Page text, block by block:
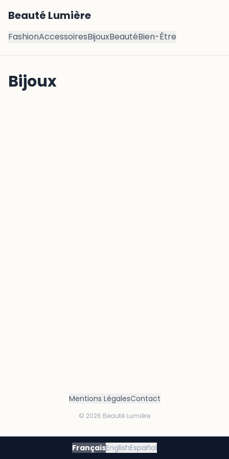
Beauté Lumière
FashionAccessoiresBijouxBeautéBien-Être
Bijoux
Mentions LégalesContact
© 2026 Beauté Lumière
FrançaisEnglishEspañol